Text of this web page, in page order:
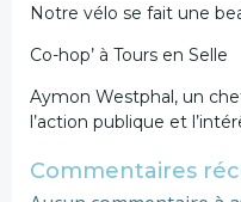
Notre vélo se fait une
Co-hop’ à Tours en Selle
Aymon Westphal, un
l’action publique et
Commentaires